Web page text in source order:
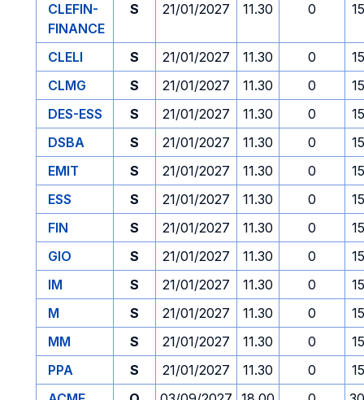
CLEFIN-
FINANCE
S 21/01/2027 11.30 0
CLELI S 21/01/2027 11.30 0
CLMG
S 21/01/2027 11.30 0
DES-ESS
S 21/01/2027 11.30 0
DSBA
S 21/01/2027 11.30 0
EMIT
S 21/01/2027 11.30 0
ESS
S 21/01/2027 11.30 0
FIN
S 21/01/2027 11.30 0
GIO
S 21/01/2027 11.30 0
IM
S 21/01/2027 11.30 0
M
S 21/01/2027 11.30 0
MM
S 21/01/2027 11.30 0
PPA
S 21/01/2027 11.30 0